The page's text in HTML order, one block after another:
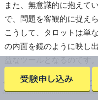
また、無意識的に抱えて
で、問題を客観的に捉え
こうして、タロットは単
の内面を鏡のように映し
自己成長の手助けと